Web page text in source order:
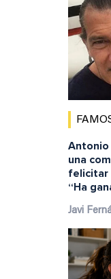
una
felicitar
“Ha
Javi